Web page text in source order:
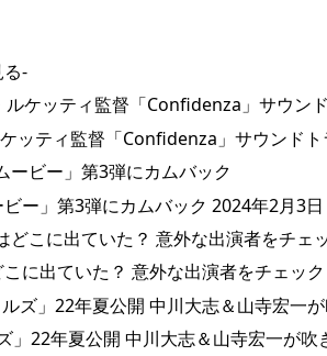
-
ッティ監督「Confidenza」サウンド
ー」第3弾にカムバック 2024年2月3日
に出ていた？ 意外な出演者をチェッ
」22年夏公開 中川大志＆山寺宏一が